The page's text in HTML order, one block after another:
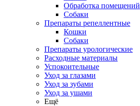
Обработка помещений
Собаки
Препараты репеллентные
Кошки
Собаки
Препараты урологические
Расходные материалы
Успокоительные
Уход за глазами
Уход за зубами
Уход за ушами
Ещё